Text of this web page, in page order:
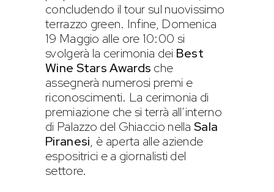
concludendo il tour sul nuovissimo
terrazzo green. Infine, Domenica
19 Maggio alle ore 10:00 si
svolgerà la cerimonia dei Best
Wine Stars Awards che
assegnerà numerosi premi e
riconoscimenti. La cerimonia di
premiazione che si terrà all’interno
di Palazzo del Ghiaccio nella Sala
Piranesi, è aperta alle aziende
espositrici e a giornalisti del
settore.